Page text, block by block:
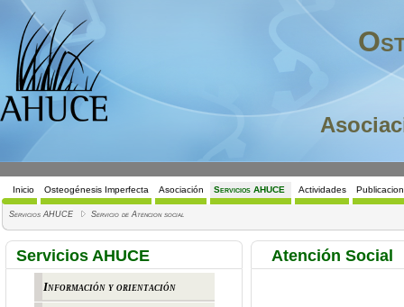
Inicio Osteogénesis Imperfecta Asociación Servicios AHUCE Actividades
Servicios AHUCE Servicio de Atencion social
Servicios AHUCE
Información y orientación
Atención Social